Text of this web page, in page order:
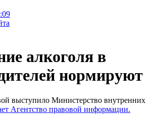
алкоголя в
нормируют
выступило Министерство внутренних
Агентство правовой информации.